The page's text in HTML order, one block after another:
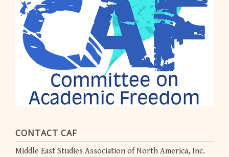
CONTACT CAF
Middle East Studies Association of North America, Inc.